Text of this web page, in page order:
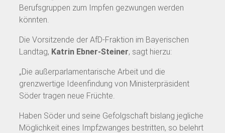
Berufsgruppen zum Impfen gezwungen werden
könnten.
Die Vorsitzende der AfD-Fraktion im Bayerischen
Landtag, Katrin Ebner-Steiner, sagt hierzu:
„Die außerparlamentarische Arbeit und die
grenzwertige Ideenfindung von Ministerpräsident
Söder tragen neue Früchte.
Haben Söder und seine Gefolgschaft bislang jegliche
Möglichkeit eines Impfzwanges bestritten, so belehrt